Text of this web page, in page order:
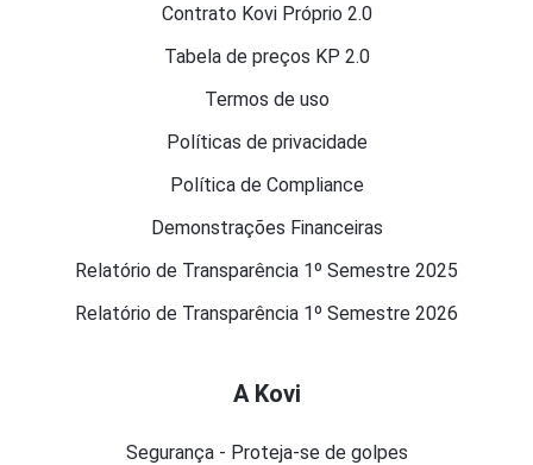
Contrato Kovi Próprio 2.0
Tabela de preços KP 2.0
Termos de uso
Políticas de privacidade
Política de Compliance
Demonstrações Financeiras
Relatório de Transparência 1º Semestre 2025
Relatório de Transparência 1º Semestre 2026
A Kovi
Segurança - Proteja-se de golpes